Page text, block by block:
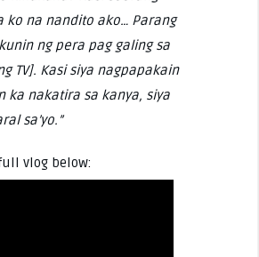
ko na nandito ako… Parang
ng pera pag galing sa
TV]. Kasi siya nagpapakain
ka nakatira sa kanya, siya
sa’yo.”
vlog below: